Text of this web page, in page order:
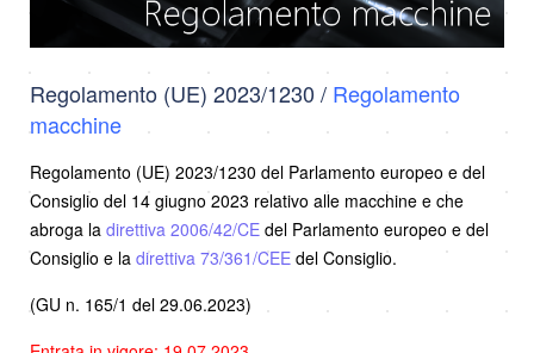
Regolamento (UE) 2023/1230 / Regolamento
macchine
Regolamento (UE) 2023/1230 del Parlamento europeo e del
Consiglio del 14 giugno 2023 relativo alle macchine e che
abroga la direttiva 2006/42/CE del Parlamento europeo e del
Consiglio e la direttiva 73/361/CEE del Consiglio.
(GU n. 165/1 del 29.06.2023)